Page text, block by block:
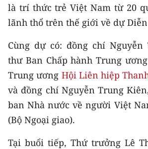
RADIO
MEDIA CENTER
E-Magazine
Video
Media Chính trị
Media Kinh tế
là trí thức trẻ Việt Nam từ 20
lãnh thổ trên thế giới về dự
Cùng dự có: đồng chí
thư Ban Chấp hành Trung
Trung ương Hội Liên hiệp
và đồng chí Nguyễn Trung
ban Nhà nước về người Việt
(Bộ Ngoại giao).
Tại buổi tiếp, Thứ trưởng Lê